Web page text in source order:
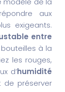
aux
exigeants.
entre
à la
les rouges,
d’humidité
de préserver